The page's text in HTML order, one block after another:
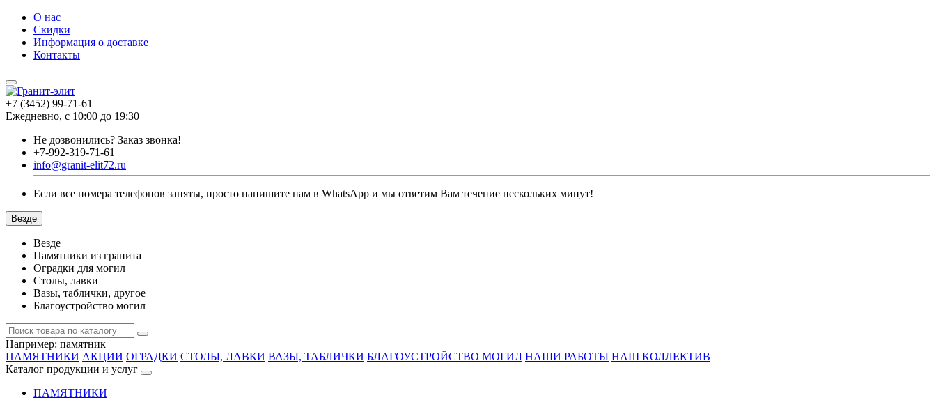
О нас
Скидки
Информация о доставке
Контакты
+7 (3452) 99-71-61
Ежедневно, с 10:00 до 19:30
Не дозвонились? Заказ звонка!
+7-992-319-71-61
info@granit-elit72.ru
Если все номера телефонов заняты, просто напишите нам в WhatsApp и мы ответим Вам течение нескольких минут!
Везде
Везде
Памятники из гранита
Оградки для могил
Столы, лавки
Вазы, таблички, другое
Благоустройство могил
Например: памятник
ПАМЯТНИКИ АКЦИИ ОГРАДКИ СТОЛЫ, ЛАВКИ ВАЗЫ, ТАБЛИЧКИ БЛАГОУСТРОЙСТВО МОГИЛ НАШИ РАБОТЫ НАШ КОЛЛЕКТИВ
Каталог продукции и услуг
ПАМЯТНИКИ